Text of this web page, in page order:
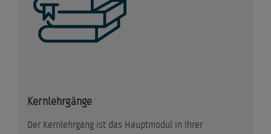
Kernlehrgänge
Der Kernlehrgang ist das Hauptmodul in Ihrer